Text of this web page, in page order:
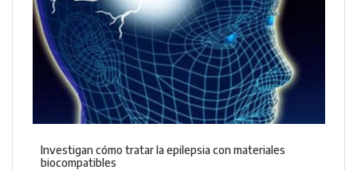
Investigan cómo tratar la epilepsia con materiales
biocompatibles